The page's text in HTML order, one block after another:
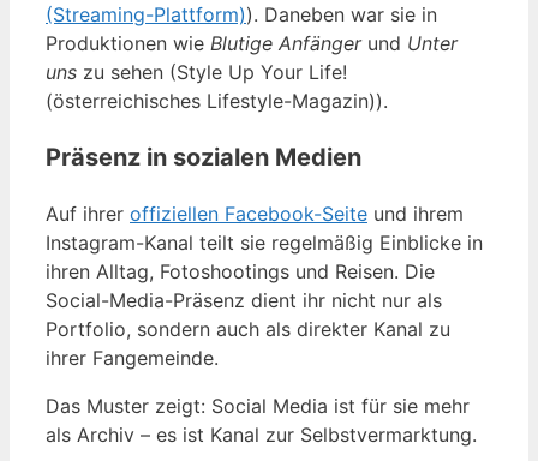
(Streaming-Plattform)). Daneben war sie in
Produktionen wie Blutige Anfängerund Unter
uns zu sehen (Style Up Your Life!
(österreichisches Lifestyle-Magazin)).
Präsenz in sozialen Medien
Auf ihrer offiziellen Facebook-Seite und ihrem
Instagram-Kanal teilt sie regelmäßig Einblicke in
ihren Alltag, Fotoshootings und Reisen. Die
Social-Media-Präsenz dient ihr nicht nur als
Portfolio, sondern auch als direkter Kanal zu
ihrer Fangemeinde.
Das Muster zeigt: Social Media ist für sie mehr
als Archiv – es ist Kanal zur Selbstvermarktung.